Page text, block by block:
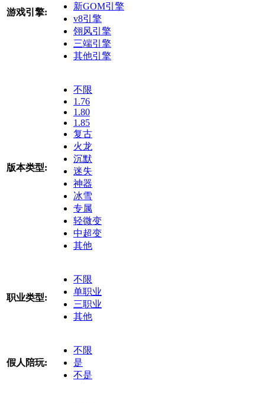
游戏引擎:
新GOM引擎
v8引擎
翎风引擎
三端引擎
其他引擎
版本类型:
不限
1.76
1.80
1.85
复古
火龙
沉默
迷失
神器
冰雪
专属
轻微变
中超变
其他
职业类型:
不限
单职业
三职业
其他
假人陪玩:
不限
是
不是